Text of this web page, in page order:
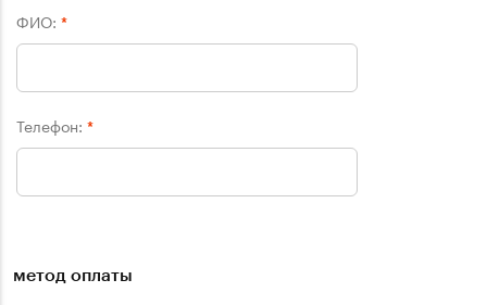
ФИО: *
Телефон: *
метод оплаты